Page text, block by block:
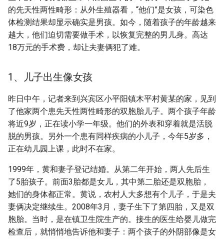
的先天性两性畸形：从外生殖器看，“他们”是女孩，可染色
体检测结果却显示确实是男孩。如今，随着孩子的年龄越来
越大，他们迫切需要做手术，以恢复完整的男儿身。高达
18万元的手术费，却让夫妻俩犯了难。
1、儿子出生像女孩
昨日中午，记者来到兴宾区小平阳镇木平村黄某的家，见到
了他家两个患先天性两性畸形的双胞胎儿子。两个孩子年龄
将近9岁，正在读小学一年级。他们的外表和穿着就是活脱
脱的男孩。另外一个患有同样疾病的小儿子，今年5岁多，
正在幼儿园上课，此时不在家。
1999年，黄和妻子登记结婚。从第二年开始，两人先后生
了5胎孩子。前面3胎都是女儿，其中第二胎还是双胞胎，
她们的身体都正常。黄说，农村人大多想有个儿子，于是夫
妻俩决定继续生。2008年3月，妻子生下了第四胎，又是双
胞胎。当时，是在镇卫生院生产的。接生的医生给婴儿做完
检查后，就悄悄地告诉他和妻子：两个孩子的外阴部像是女